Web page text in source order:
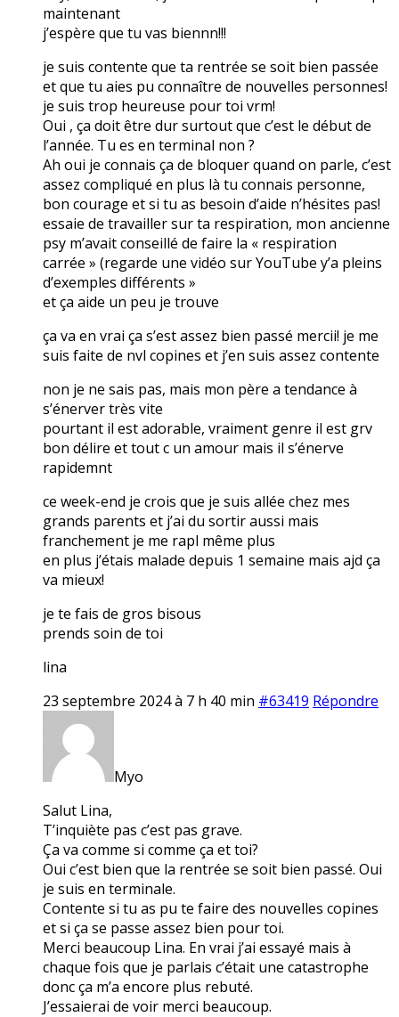
maintenant
j’espère que tu vas biennn!!!
je suis contente que ta rentrée se soit bien passée
et que tu aies pu connaître de nouvelles personnes!
je suis trop heureuse pour toi vrm!
Oui , ça doit être dur surtout que c’est le début de
l’année. Tu es en terminal non ?
Ah oui je connais ça de bloquer quand on parle, c’est
assez compliqué en plus là tu connais personne,
bon courage et si tu as besoin d’aide n’hésites pas!
essaie de travailler sur ta respiration, mon ancienne
psy m’avait conseillé de faire la « respiration
carrée » (regarde une vidéo sur YouTube y’a pleins
d’exemples différents »
et ça aide un peu je trouve
ça va en vrai ça s’est assez bien passé mercii! je me
suis faite de nvl copines et j’en suis assez contente
non je ne sais pas, mais mon père a tendance à
s’énerver très vite
pourtant il est adorable, vraiment genre il est grv
bon délire et tout c un amour mais il s’énerve
rapidemnt
ce week-end je crois que je suis allée chez mes
grands parents et j’ai du sortir aussi mais
franchement je me rapl même plus
en plus j’étais malade depuis 1 semaine mais ajd ça
va mieux!
je te fais de gros bisous
prends soin de toi
lina
23 septembre 2024 à 7 h 40 min #63419 Répondre
Myo
Salut Lina,
T’inquiète pas c’est pas grave.
Ça va comme si comme ça et toi?
Oui c’est bien que la rentrée se soit bien passé. Oui
je suis en terminale.
Contente si tu as pu te faire des nouvelles copines
et si ça se passe assez bien pour toi.
Merci beaucoup Lina. En vrai j’ai essayé mais à
chaque fois que je parlais c’était une catastrophe
donc ça m’a encore plus rebuté.
J’essaierai de voir merci beaucoup.